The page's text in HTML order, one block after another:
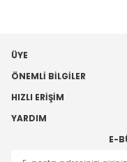
ÜYE
ÖNEMLI BILGILER
HIZLI ERIŞIM
YARDIM
E-